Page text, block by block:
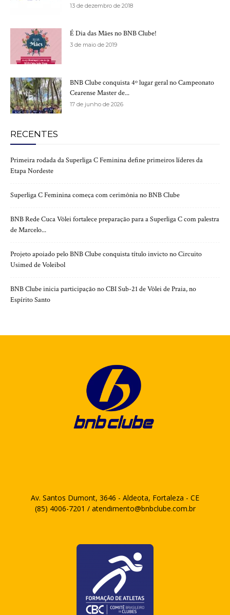
13 de dezembro de 2018
É Dia das Mães no BNB Clube!
3 de maio de 2019
BNB Clube conquista 4º lugar geral no Campeonato
Cearense Master de...
17 de junho de 2026
RECENTES
Primeira rodada da Superliga C Feminina define primeiros líderes da
Etapa Nordeste
Superliga C Feminina começa com cerimônia no BNB Clube
BNB Rede Cuca Vôlei fortalece preparação para a Superliga C com palestra
de Marcelo...
Projeto apoiado pelo BNB Clube conquista título invicto no Circuito
Usimed de Voleibol
BNB Clube inicia participação no CBI Sub-21 de Vôlei de Praia, no
Espírito Santo
Av. Santos Dumont, 3646 - Aldeota, Fortaleza - CE
(85) 4006-7201 / atendimento@bnbclube.com.br